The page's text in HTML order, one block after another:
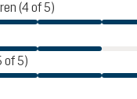
(4 of 5)
of 5)